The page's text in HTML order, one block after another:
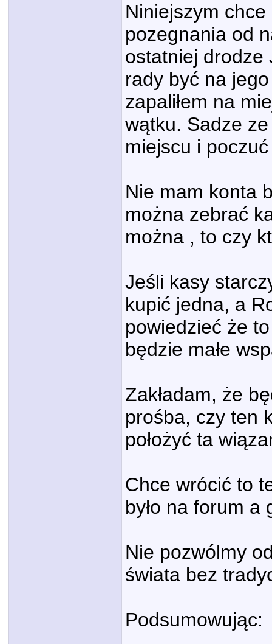
Niniejszym
pozegnania od
ostatniej drodze
rady być na
zapaliłem na
wątku. Sadze
miejscu i
Nie mam konta
można zebrać
można , to czy
Jeśli kasy
kupić jedna, a
powiedzieć że
będzie małe
Zakładam, że
prośba, czy ten
położyć ta
Chce wrócić to
było na forum a
Nie pozwólmy
świata bez
Podsumowując: